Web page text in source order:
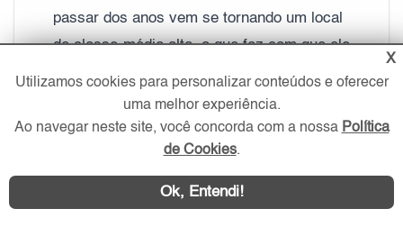
passar dos anos vem se tornando um local
de classe-média alta, o que faz com que ele
fique cada vez mais valorizado. Algumas
características da região, como sobrados
antigos por exemplo, têm dado lugar a
novos empreendimentos imobiliários.
Então, o Portal ZS Imóvel realizou um
X
Utilizamos cookies para personalizar conteúdos e oferecer
uma melhor experiência.
Ao navegar neste site, você concorda com a nossa Política
de Cookies.
Ok, Entendi!